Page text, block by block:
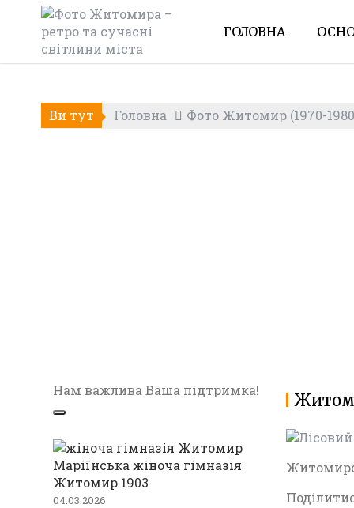
content
ГОЛОВНА
Ви тут Головна Фото Житомир (1970-
Нам важлива Ваша підтримка!
Маріїнська жіноча гімназія
Житомир 1903
04.03.2026